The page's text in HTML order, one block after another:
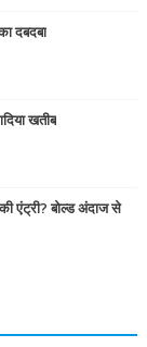
दबदबा
खतीब
एंट्री? बोल्ड अंदाज से